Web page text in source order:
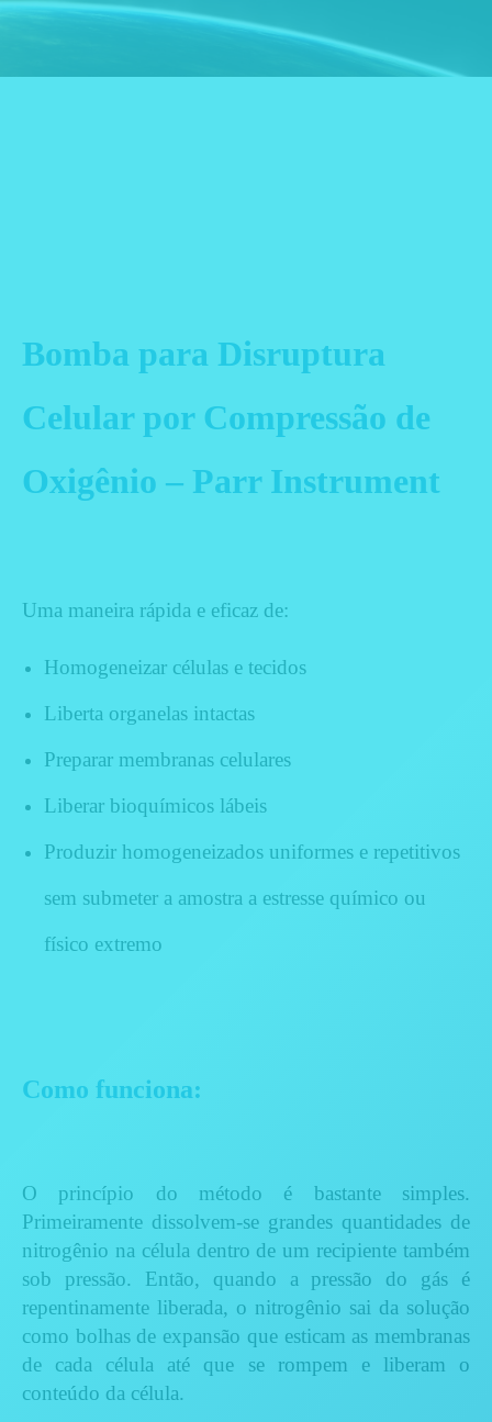
Bomba para Disruptura
Celular por Compressão de
Oxigênio – Parr Instrument
Uma maneira rápida e eficaz de:
Homogeneizar células e tecidos
Liberta organelas intactas
Preparar membranas celulares
Liberar bioquímicos lábeis
Produzir homogeneizados uniformes e repetitivos
sem submeter a amostra a estresse químico ou
físico extremo
Como funciona:
O princípio do método é bastante simples.
Primeiramente dissolvem-se grandes quantidades de
nitrogênio na célula dentro de um recipiente também
sob pressão. Então, quando a pressão do gás é
repentinamente liberada, o nitrogênio sai da solução
como bolhas de expansão que esticam as membranas
de cada célula até que se rompem e liberam o
conteúdo da célula.